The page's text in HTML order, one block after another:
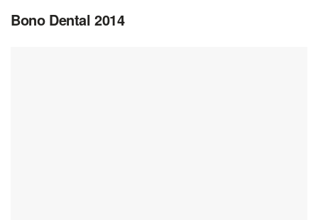
Bono Dental 2014